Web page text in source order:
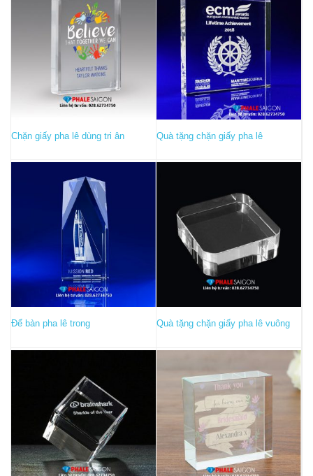
Chặn giấy pha lê dùng tri ân Quà tặng chặn giấy pha lê
Để bàn pha lê trong Quà tặng chặn giấy pha lê vuông